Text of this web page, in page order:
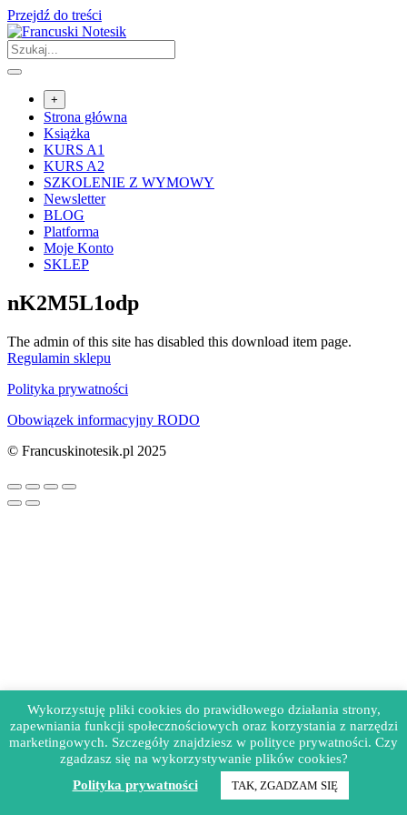
Przejdź do treści
+
Strona główna
Książka
KURS A1
KURS A2
SZKOLENIE Z WYMOWY
Newsletter
BLOG
Platforma
Moje Konto
SKLEP
nK2M5L1odp
The admin of this site has disabled this download item page.
Regulamin sklepu
Polityka prywatności
Obowiązek informacyjny RODO
© Francuskinotesik.pl 2025
Wykorzystuję pliki cookies do prawidłowego działania strony,
zapewniania funkcji społecznościowych oraz korzystania z narzędzi
marketingowych. Szczegóły znajdziesz w polityce prywatności. Czy
zgadzasz się na wykorzystywanie plików cookies?
Polityka prywatności
TAK, ZGADZAM SIĘ